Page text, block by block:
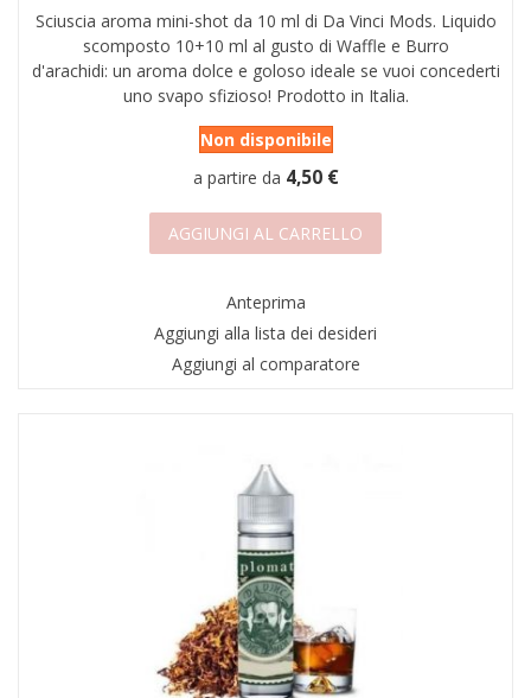
Sciuscia aroma mini-shot da 10 ml di Da Vinci Mods. Liquido
scomposto 10+10 ml al gusto di Waffle e Burro
d'arachidi: un aroma dolce e goloso ideale se vuoi concederti
uno svapo sfizioso! Prodotto in Italia.
Non disponibile
a partire da 4,50 €
AGGIUNGI AL CARRELLO
Anteprima
Aggiungi alla lista dei desideri
Aggiungi al comparatore